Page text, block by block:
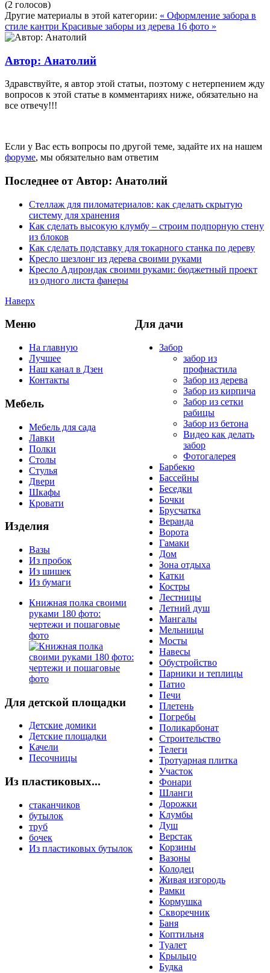
(2 голосов)
Другие материалы в этой категории: « Оформление забора в
стиле кантри Красивые заборы из дерева 16 фото »
Автор: Анатолий
Здравствуйте, я автор этой статьи, поэтому с нетерпением жду
вопросов к этой статье в комментариях ниже, обязательно на
все отвечу!!!
Если у Вас есть вопросы по другой теме, задайте их на нашем
форуме, мы обязательно вам ответим
Последнее от Автор: Анатолий
Стеллаж для пиломатериалов: как сделать скрытую
систему для хранения
Как сделать высокую клумбу – строим подпорную стену
из блоков
Как сделать подставку для токарного станка по дереву
Кресло шезлонг из дерева своими руками
Кресло Адирондак своими руками: бюджетный проект
из одного листа фанеры
Наверх
Меню
На главную
Лучшее
Наш канал в Дзен
Контакты
Мебель
Мебель для сада
Лавки
Полки
Столы
Стулья
Двери
Шкафы
Кровати
Изделия
Вазы
Из пробок
Из шишек
Из бумаги
Книжная полка своими
руками 180 фото:
чертежи и пошаговые
фото
Для детской площадки
Детские домики
Детские площадки
Качели
Песочницы
Из пластиковых...
стаканчиков
бутылок
труб
бочек
Из пластиковых бутылок
Для дачи
Забор
забор из
профнастила
Забор из дерева
Забор из кирпича
Забор из сетки
рабицы
Забор из бетона
Видео как делать
забор
Фотогалерея
Барбекю
Бассейны
Беседки
Бочки
Брусчатка
Веранда
Ворота
Гамаки
Дом
Зона отдыха
Катки
Костры
Лестницы
Летний душ
Мангалы
Мельницы
Мосты
Навесы
Обустройство
Парники и теплицы
Патио
Печи
Плетень
Погребы
Поликарбонат
Строительство
Телеги
Тротуарная плитка
Участок
Фонари
Шланги
Дорожки
Клумбы
Душ
Верстак
Корзины
Вазоны
Колодец
Живая изгородь
Рамки
Кормушка
Скворечник
Баня
Коптильня
Туалет
Крыльцо
Будка